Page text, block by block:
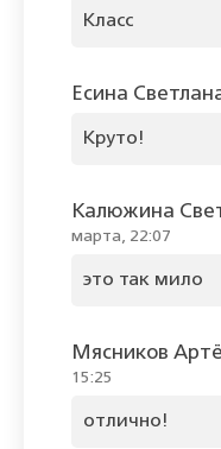
Класс
Есина
Круто!
Калюжина
марта, 22:07
это так мило
Мясников
15:25
отлично!